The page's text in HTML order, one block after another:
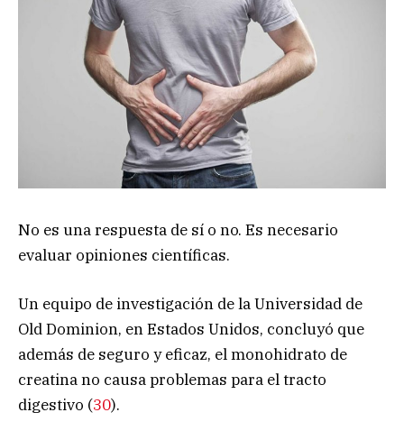
No es una respuesta de sí o no. Es necesario
evaluar opiniones científicas.
Un equipo de investigación de la Universidad de
Old Dominion, en Estados Unidos, concluyó que
además de seguro y eficaz, el monohidrato de
creatina no causa problemas para el tracto
digestivo (30).